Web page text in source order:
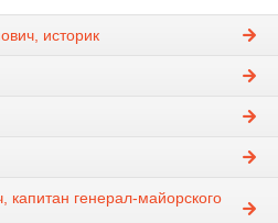
историк
генерал-майорского